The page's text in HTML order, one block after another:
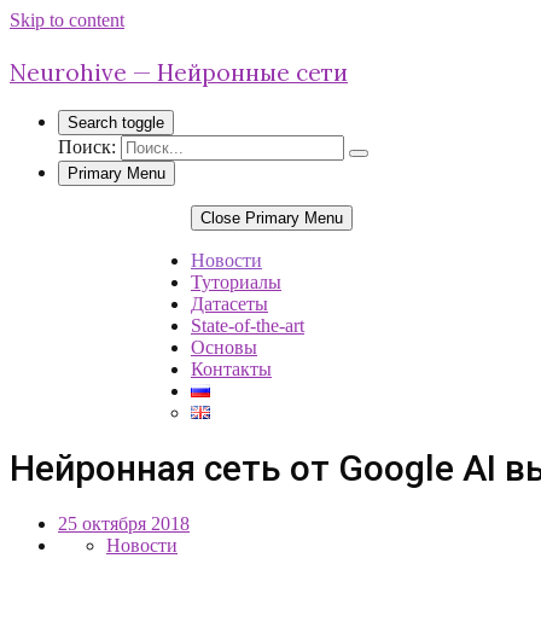
Skip to content
Neurohive — Нейронные сети
Search toggle
Поиск:
Primary Menu
Close Primary Menu
Новости
Туториалы
Датасеты
State-of-the-art
Основы
Контакты
Нейронная сеть от Google AI
25 октября 2018
Новости